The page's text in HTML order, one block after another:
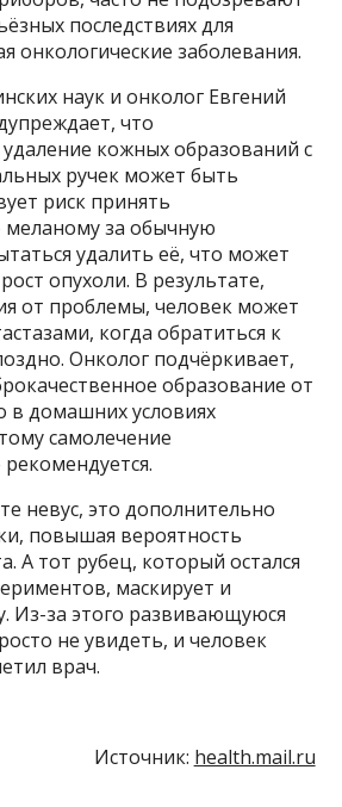
последствиях для
онкологические заболевания.
наук и онколог Евгений
что
кожных образований с
ручек может быть
риск принять
меланому за обычную
удалить её, что может
опухоли. В результате,
от проблемы, человек может
когда обратиться к
Онколог подчёркивает,
образование от
в домашних условиях
самолечение
невус, это дополнительно
повышая вероятность
А тот рубец, который остался
маскирует и
Из-за этого развивающуюся
не увидеть, и человек
врач.
Источник: health.mail.ru